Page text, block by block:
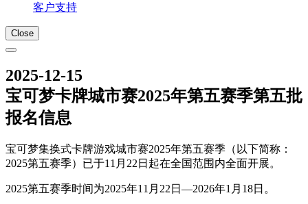
客户支持
Close
2025-12-15
宝可梦卡牌城市赛2025年第五赛季第五批
报名信息
宝可梦集换式卡牌游戏城市赛2025年第五赛季（以下简称：
2025第五赛季）已于11月22日起在全国范围内全面开展。
2025第五赛季时间为2025年11月22日—2026年1月18日。